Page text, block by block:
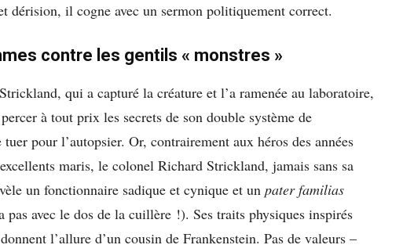
dérision, il cogne avec un sermon politiquement correct.
contre les gentils « monstres »
qui a capturé la créature et l’a ramenée au laboratoire,
à tout prix les secrets de son double système de
pour l’autopsier. Or, contrairement aux héros des années
maris, le colonel Richard Strickland, jamais sans sa
un fonctionnaire sadique et cynique et un pater familias
pas avec le dos de la cuillère !). Ses traits physiques inspirés
l’allure d’un cousin de Frankenstein. Pas de valeurs –